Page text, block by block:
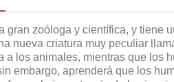
gran zoóloga y científica, y tiene
nueva criatura muy peculiar
a los animales, mientras que los
embargo, aprenderá que los